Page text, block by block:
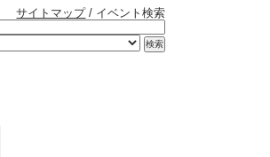
サイトマップ/ イベント検索